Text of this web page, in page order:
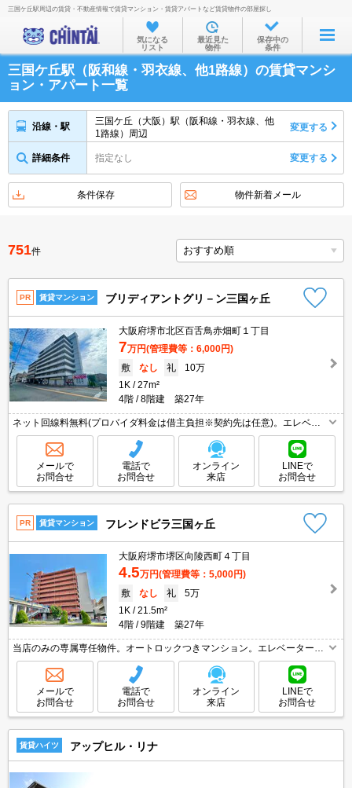
お部屋を探す
沿線・駅から
住所から
家賃相場から
不動産会社から
三国ケ丘駅周辺の賃貸・不動産情報で賃貸マンション・賃貸アパートなど賃貸物件の部屋探し
気になる
リスト
最近見た
物件
保存中の
条件
三国ケ丘駅（阪和線・羽衣線、他1路線）の賃貸マンシ
ョン・アパート一覧
沿線・駅
三国ケ丘（大阪）駅（阪和線・羽衣線、他
1路線）周辺
変更する
詳細条件 指定なし 変更する
条件保存 物件新着メール
751件
PR 賃貸マンション ブリディアントグリ－ン三国ヶ丘
大阪府堺市北区百舌鳥赤畑町１丁目
7万円(管理費等：6,000円)
敷
なし 礼
10万
1K
27m²
4階
8階建 築27年
ネット回線料無料(プロバイダ料金は借主負担※契約先は任意)。エレベー
ターあり。
メールで
お問合せ
電話で
お問合せ
オンライン
来店
LINEで
お問合せ
PR 賃貸マンション フレンドビラ三国ヶ丘
大阪府堺市堺区向陵西町４丁目
4.5万円(管理費等：5,000円)
敷
なし 礼
5万
1K
21.5m²
4階
9階建 築27年
当店のみの専属専任物件。オートロックつきマンション。エレベーター付
きのマンションタイプ。管理人日勤。三国ヶ丘駅からJR阪和線・南海高野
線と2WAYアクセス。インターネット無料。初期費用カード払い可。
メールで
お問合せ
電話で
お問合せ
オンライン
来店
LINEで
お問合せ
賃貸ハイツ アップヒル・リナ